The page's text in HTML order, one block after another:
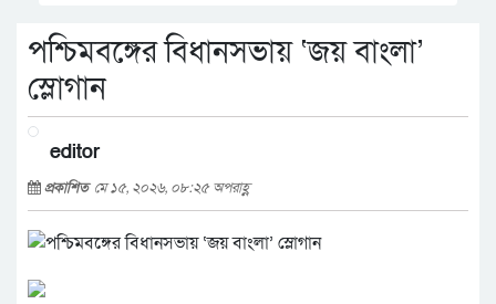
পশ্চিমবঙ্গের বিধানসভায় ‘জয় বাংলা’
স্লোগান
editor
প্রকাশিত মে ১৫, ২০২৬, ০৮:২৫ অপরাহ্ণ